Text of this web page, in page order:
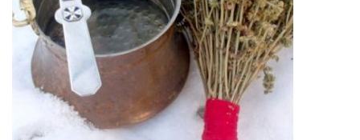
Deciziile
consiliului
Regulamentul
consiliului